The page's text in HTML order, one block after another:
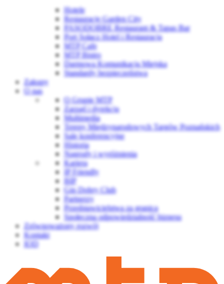
Hotele
Restauracje Garden City
PASODOBRE Restaurant & Tapas Bar
Port Sołacz Hotel i Restauracja
MTP Cafe
MTP Bistro
Darmowa Komunikacja Miejska
Standardy bezpieczeństwa
Zakupy
O nas
O Grupie MTP
Zarząd i dyrekcja
Multimedia
Tereny Międzynarodowych Targów Poznańskich
Sale konferencyjne
Historia
Nagrody i wyróżnienia
Kariera
IP Friendly
BIP
Gin Dobry Club
Partnerzy
Przedstawicielstwa za granicą
Społeczna odpowiedzialność biznesu
Zrównoważony rozwój
Kontakt
IOD